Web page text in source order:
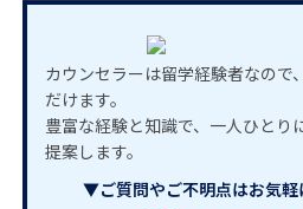
カウンセラーは留学経験者なので
だけます。
豊富な経験と知識で、一人ひとり
提案します。
▼ご質問やご不明点はお気軽